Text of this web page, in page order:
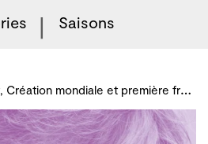
Saisons
C
oncert, Création mondiale et première française, B!ME 2024